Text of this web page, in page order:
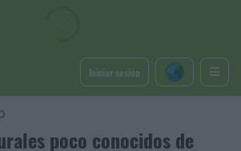
Iniciar sesión
poco conocidos de